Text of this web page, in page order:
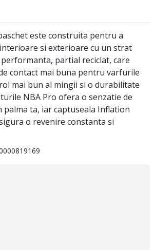
este construita pentru a
si exterioare cu un strat
partial reciclat, care
contact mai buna pentru varfurile
mai bun al mingii si o durabilitate
NBA Pro ofera o senzatie de
ta, iar captuseala Inflation
o revenire constanta si